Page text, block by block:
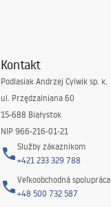
Kontakt
Podlasiak Andrzej Cylwik sp. k.
ul. Przędzalniana 60
15-688 Białystok
NIP 966-216-01-21
Služby zákazníkom
+421 233 329 788
Veľkoobchodná spolupráca
+48 500 732 587